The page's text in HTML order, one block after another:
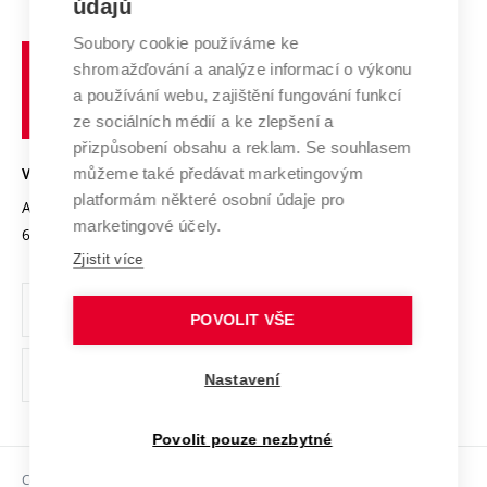
Systém zajišťování kvality výzkumu
Výzkumné infrastruktury
Transfer znalostí
Open Science
Projekty
Projekty ze strukturálních fondů
Specifický výzkum
Zahraniční spolupráce
Spolupráce se školami
Služby univerzity
Mezinárodní dohody
Univerzitní sítě
Profil univerzity
Udržitelná univerzita
Podnikavá univerzita / ContriBUTe
Bezpečná univerzita
Vyznamenání
Organizační struktura
Ochrana osobních údajů
odkaz)
Sociální bezpečí
učení
technické
VYSOKÉ UČENÍ TECHNICKÉ V BRNĚ
Antonínská 548/1
602 00 Brno
www.vut.cz
vut@vutbr.cz
Copyright © 2026 VUT
údajů
Soubory cookie používáme ke
shromažďování a analýze informací o výkonu
a používání webu, zajištění fungování funkcí
ze sociálních médií a ke zlepšení a
přizpůsobení obsahu a reklam. Se souhlasem
můžeme také předávat marketingovým
platformám některé osobní údaje pro
marketingové účely.
Zjistit více
POVOLIT VŠE
Nastavení
Povolit pouze nezbytné